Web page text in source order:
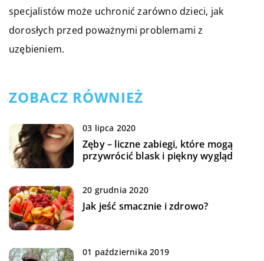
specjalistów może uchronić zarówno dzieci, jak
dorosłych przed poważnymi problemami z
uzębieniem.
ZOBACZ RÓWNIEŻ
03 lipca 2020
Zęby – liczne zabiegi, które mogą
przywrócić blask i piękny wygląd
20 grudnia 2020
Jak jeść smacznie i zdrowo?
01 października 2019